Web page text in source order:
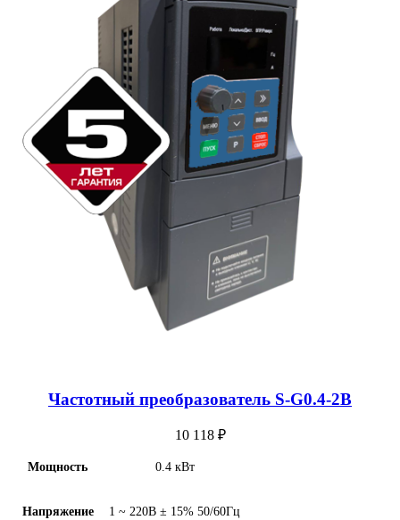
Частотный преобразователь S-G0.4-2B
10 118 ₽
Мощность 0.4 кВт
Напряжение 1 ~ 220В ± 15% 50/60Гц